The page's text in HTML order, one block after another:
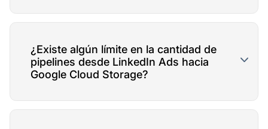
¿Existe algún límite en la cantidad de
pipelines desde LinkedIn Ads hacia
Google Cloud Storage?